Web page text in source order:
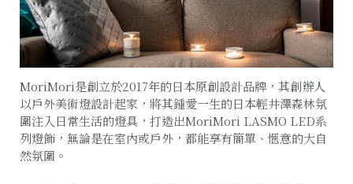
MoriMori是創立於2017年的日本原創設計品牌，其創辦人
以戶外美術燈設計起家，將其鍾愛一生的日本輕井澤森林氛
圍注入日常生活的燈具，打造出MoriMori LASMO LED系
列燈飾，無論是在室內或戶外，都能享有簡單、愜意的大自
然氛圍。